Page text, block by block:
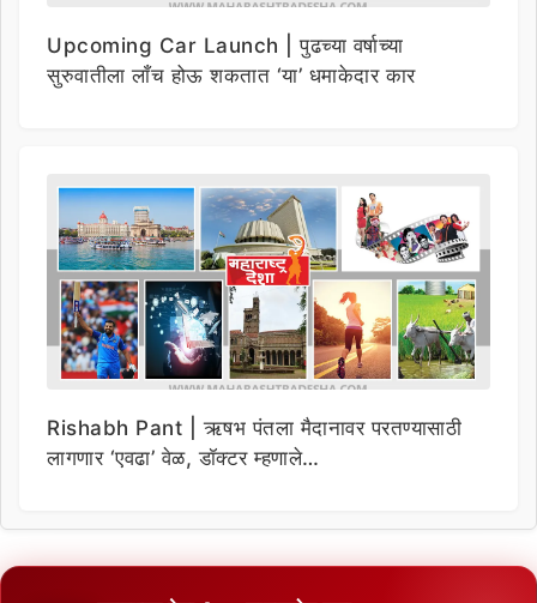
Upcoming Car Launch | पुढच्या वर्षाच्या
सुरुवातीला लाँच होऊ शकतात ‘या’ धमाकेदार कार
Rishabh Pant | ऋषभ पंतला मैदानावर परतण्यासाठी
लागणार ‘एवढा’ वेळ, डॉक्टर म्हणाले…